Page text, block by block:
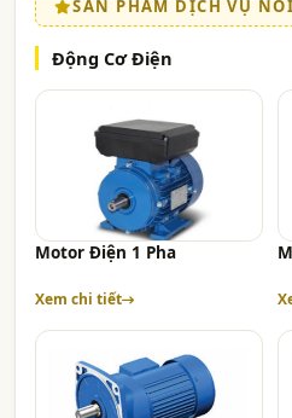
SẢN PHẨM DỊCH VỤ
Động Cơ Điện
Motor Điện 1 Pha
Xem chi tiết